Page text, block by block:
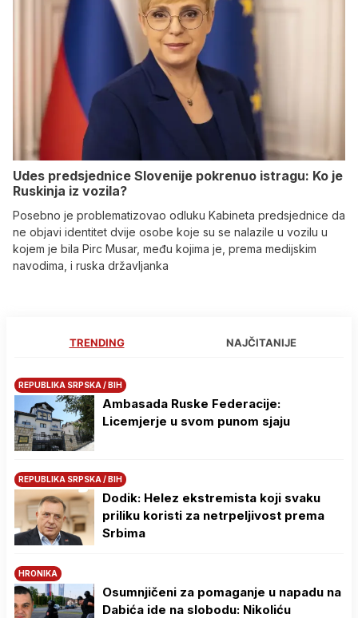
Udes predsjednice Slovenije pokrenuo istragu: Ko je
Ruskinja iz vozila?
Posebno je problematizovao odluku Kabineta predsjednice da
ne objavi identitet dvije osobe koje su se nalazile u vozilu u
kojem je bila Pirc Musar, među kojima je, prema medijskim
navodima, i ruska državljanka
TRENDING NAJČITANIJE
REPUBLIKA SRPSKA / BIH
Ambasada Ruske Federacije:
Licemjerje u svom punom sjaju
REPUBLIKA SRPSKA / BIH
Dodik: Helez ekstremista koji svaku
priliku koristi za netrpeljivost prema
Srbima
HRONIKA
Osumnjičeni za pomaganje u napadu na
Dabića ide na slobodu: Nikoliću